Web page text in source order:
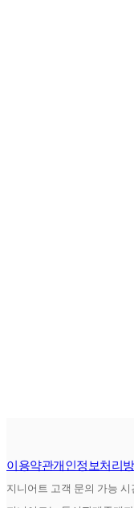
이용약관개인정보처리
지니어트 고객 문의 가능